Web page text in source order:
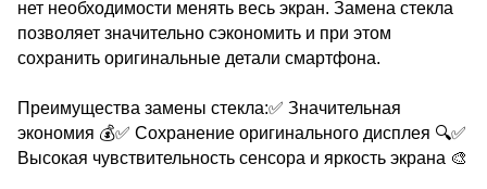
нет необходимости менять весь экран. Замена стекла
позволяет значительно сэкономить и при этом
сохранить оригинальные детали смартфона.
Преимущества замены стекла:✅ Значительная
экономия 💰✅ Сохранение оригинального дисплея 🔍✅
Высокая чувствительность сенсора и яркость экрана 🎨